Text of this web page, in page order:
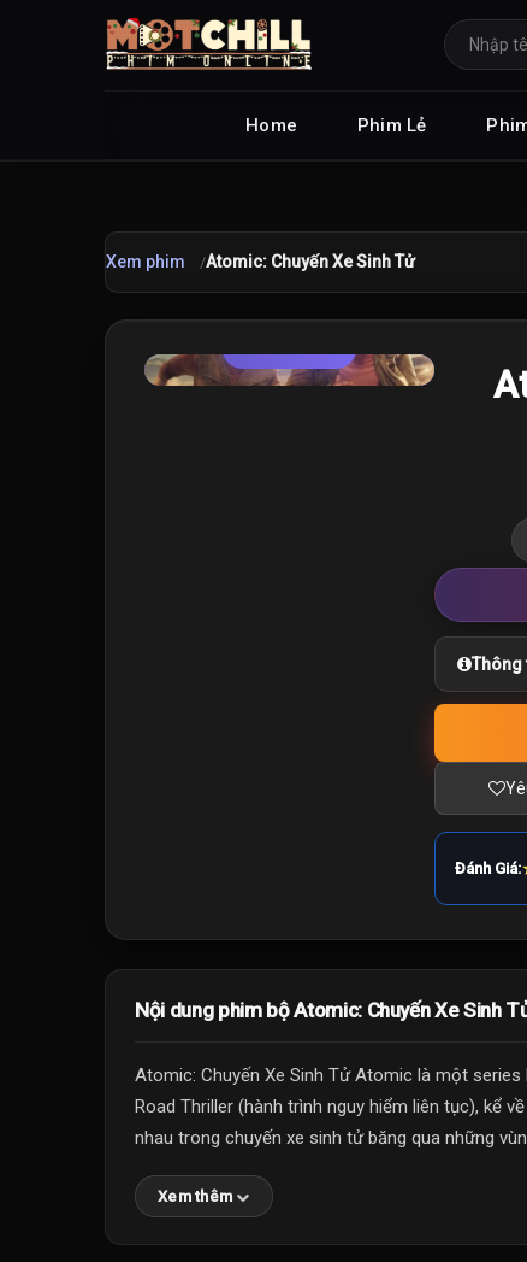
Home Phim Lẻ
Xem phim Atomic: Chuyến Xe Sinh Tử
★6.1
Thông
Đánh Giá:
Nội dung phim bộ Atomic: Chuyến Xe Sinh
Atomic: Chuyến Xe Sinh Tử Atomic là một
Road Thriller (hành trình nguy hiểm liên tục), kể
nhau trong chuyến xe sinh tử băng qua những
Xem thêm